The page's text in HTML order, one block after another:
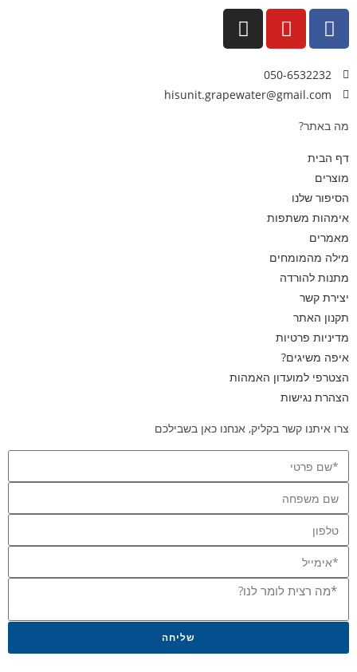
050-6532232
hisunit.grapewater@gmail.com
מה באתר?
דף הבית
מוצרים
הסיפור שלנו
אימהות משתפות
מאמרים
מילה מהמומחים
מתנות להורדה
יצירת קשר
תקנון האתר
מדיניות פרטיות
איפה משיגים?
הצטרפי למועדון האמהות
הצהרת נגישות
צרו איתנו קשר בקליק, אנחנו כאן בשבילכם
שליחה